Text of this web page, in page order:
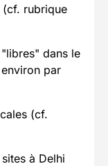
(cf. rubrique
dans le
par
(cf.
à Delhi